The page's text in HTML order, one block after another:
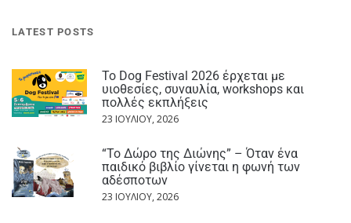
LATEST POSTS
Το Dog Festival 2026 έρχεται με
υιοθεσίες, συναυλία, workshops και
πολλές εκπλήξεις
23 ΙΟΥΛΊΟΥ, 2026
“Το Δώρο της Διώνης” – Όταν ένα
παιδικό βιβλίο γίνεται η φωνή των
αδέσποτων
23 ΙΟΥΛΊΟΥ, 2026